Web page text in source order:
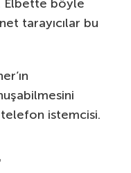
Elbette böyle
tarayıcılar bu
telefon istemcisi.